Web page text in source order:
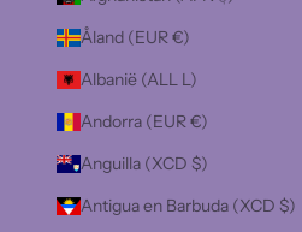
Åland (EUR €)
Albanië (ALL L)
Andorra (EUR €)
Anguilla (XCD $)
Antigua en Barbuda (XCD $)